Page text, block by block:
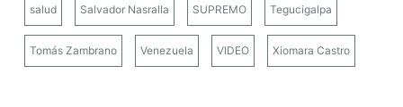
salud Salvador Nasralla SUPREMO Tegucigalpa
Tomás Zambrano Venezuela VIDEO Xiomara Castro